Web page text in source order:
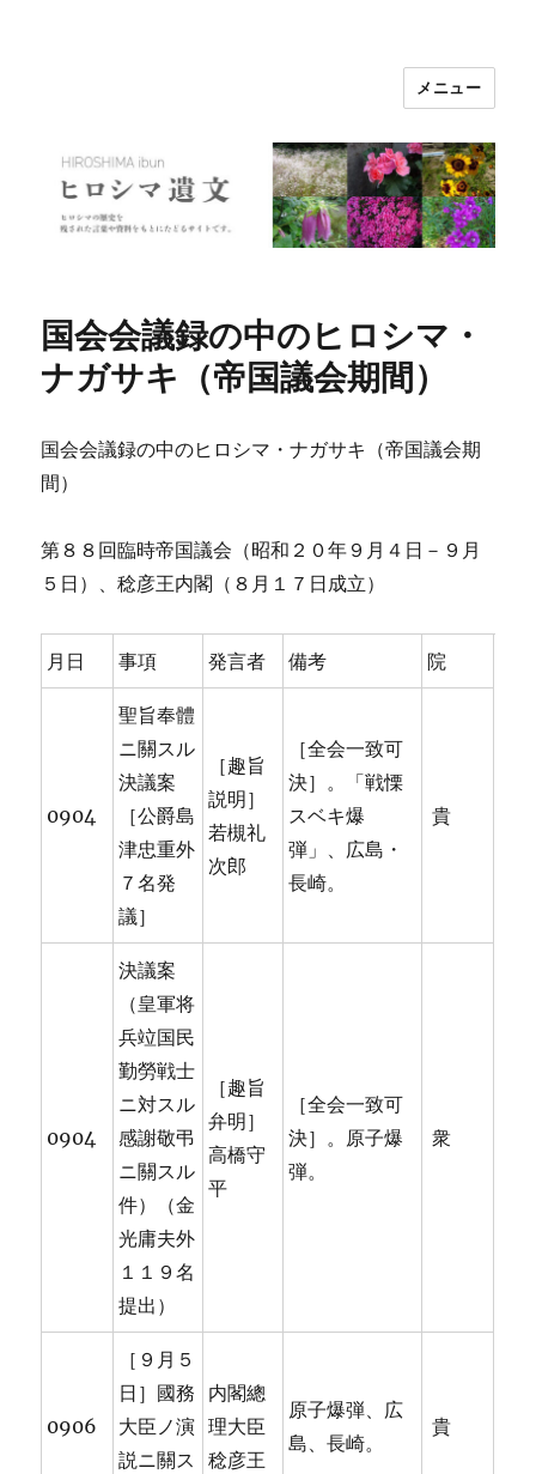
メニュー
国会会議録の中のヒロシマ・
ナガサキ（帝国議会期間）
国会会議録の中のヒロシマ・ナガサキ（帝国議会期
間）
第８８回臨時帝国議会（昭和２０年９月４日－９月
５日）、稔彦王内閣（８月１７日成立）
月日 事項 発言者 備考 院
0904
聖旨奉體
ニ關スル
決議案
［公爵島
津忠重外
７名発
議］
［趣旨
説明］
若槻礼
次郎
［全会一致可
決］。「戦慄
スベキ爆
弾」、広島・
長崎。
貴
0904
決議案
（皇軍将
兵竝国民
勤勞戦士
ニ対スル
感謝敬弔
ニ關スル
件）（金
光庸夫外
１１９名
提出）
［趣旨
弁明］
高橋守
平
［全会一致可
決］。原子爆
弾。
衆
0906
［９月５
日］國務
大臣ノ演
説ニ關ス
内閣總
理大臣
稔彦王
原子爆弾、広
島、長崎。
貴